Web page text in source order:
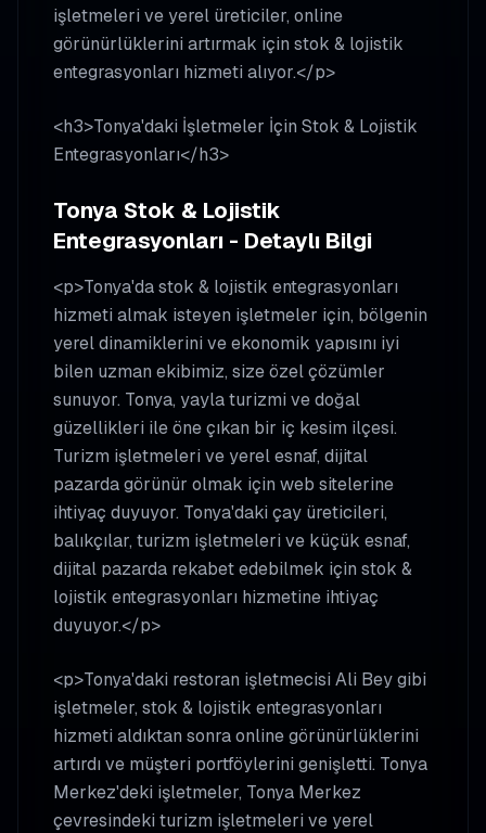
işletmeleri ve yerel üreticiler, online
görünürlüklerini artırmak için stok & lojistik
entegrasyonları hizmeti alıyor.</p>
<h3>Tonya'daki İşletmeler İçin Stok & Lojistik
Entegrasyonları</h3>
Tonya Stok & Lojistik
Entegrasyonları - Detaylı Bilgi
<p>Tonya'da stok & lojistik entegrasyonları
hizmeti almak isteyen işletmeler için, bölgenin
yerel dinamiklerini ve ekonomik yapısını iyi
bilen uzman ekibimiz, size özel çözümler
sunuyor. Tonya, yayla turizmi ve doğal
güzellikleri ile öne çıkan bir iç kesim ilçesi.
Turizm işletmeleri ve yerel esnaf, dijital
pazarda görünür olmak için web sitelerine
ihtiyaç duyuyor. Tonya'daki çay üreticileri,
balıkçılar, turizm işletmeleri ve küçük esnaf,
dijital pazarda rekabet edebilmek için stok &
lojistik entegrasyonları hizmetine ihtiyaç
duyuyor.</p>
<p>Tonya'daki restoran işletmecisi Ali Bey gibi
işletmeler, stok & lojistik entegrasyonları
hizmeti aldıktan sonra online görünürlüklerini
artırdı ve müşteri portföylerini genişletti. Tonya
Merkez'deki işletmeler, Tonya Merkez
çevresindeki turizm işletmeleri ve yerel